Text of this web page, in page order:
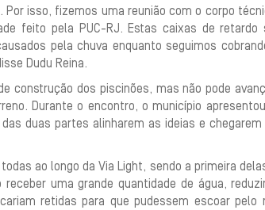
isso, fizemos uma reunião com o corpo
feito pela PUC-RJ. Estas caixas de retardo
pela chuva enquanto seguimos
Dudu Reina.
construção dos piscinões, mas não pode
Durante o encontro, o município
duas partes alinharem as ideias e chegarem
ao longo da Via Light, sendo a primeira
uma grande quantidade de água,
retidas para que pudessem escoar pelo